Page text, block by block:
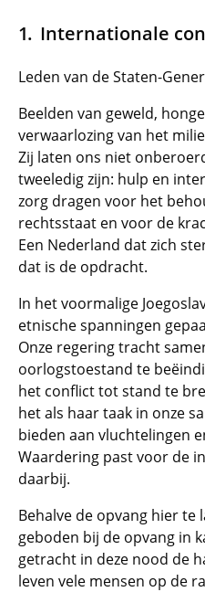
Internationale
Leden van de Staten-
Beelden van geweld,
verwaarlozing van het
Zij laten ons niet
tweeledig zijn: hulp en
zorg dragen voor het
rechtsstaat en voor de
Een Nederland dat zich
dat is de opdracht.
In het voormalige
etnische spanningen
Onze regering tracht
oorlogstoestand te
het conflict tot stand te
het als haar taak in onze
bieden aan vluchtelingen
Waardering past voor de
daarbij.
Behalve de opvang hier
geboden bij de opvang in
getracht in deze nood de
leven vele mensen op de